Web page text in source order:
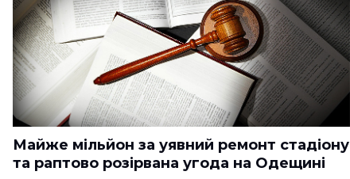
Майже мільйон за уявний ремонт стадіону
та раптово розірвана угода на Одещині